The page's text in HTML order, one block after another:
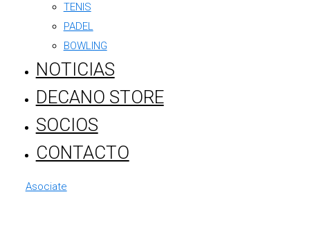
TENIS
PADEL
BOWLING
NOTICIAS
DECANO STORE
SOCIOS
CONTACTO
Asociate